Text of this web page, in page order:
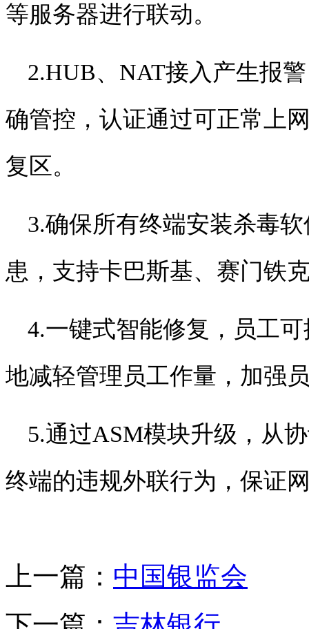
等服务器进行联动。
2.HUB、 NAT接入产生报
确管控，认证通过可正常上
复区。
3.确保所有终端安装杀毒
患，支持卡巴斯基、赛门铁
4.一键式智能修复，员工
地减轻管理员工作量，加强
5.通过ASM模块升级，从
终端的违规外联行为，保证
上一篇： 中国银监会